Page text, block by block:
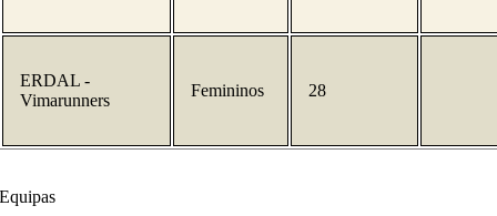
ERDAL -
Vimarunners
Femininos 28
Equipas